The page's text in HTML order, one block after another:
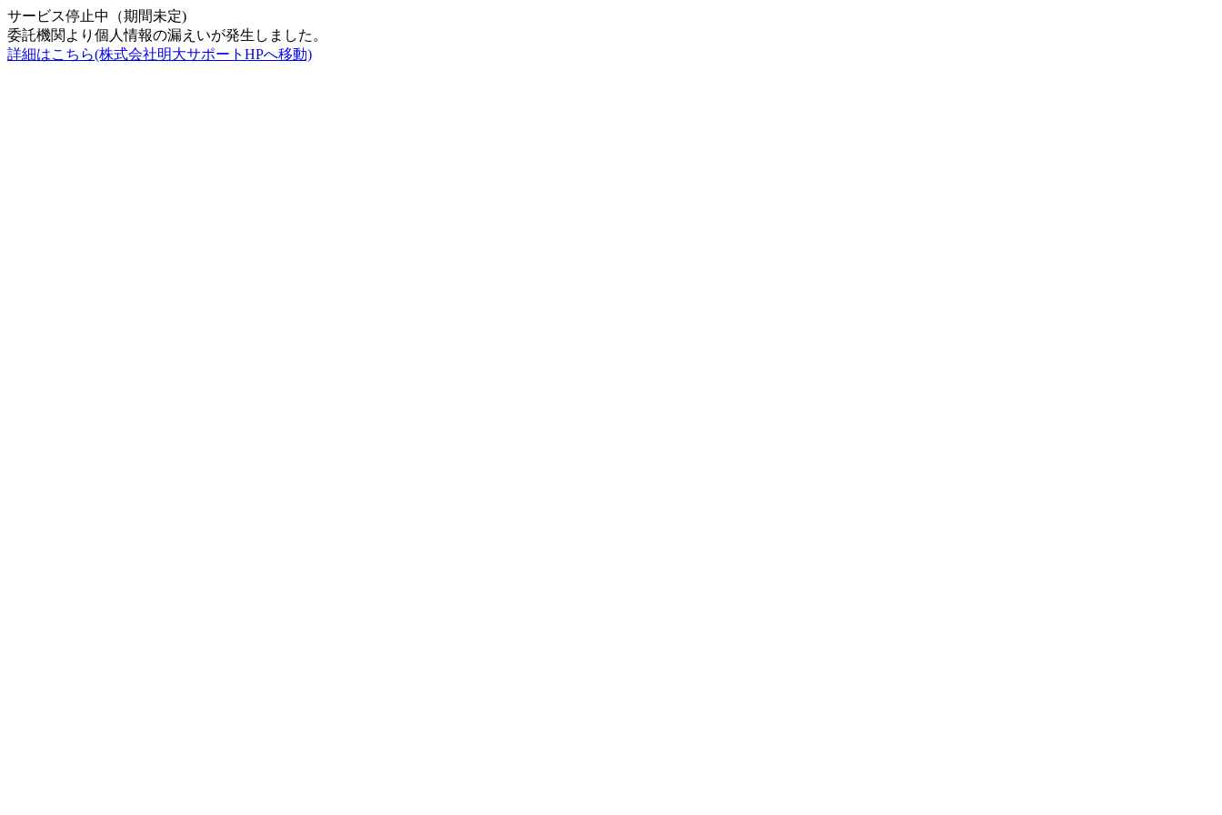
サービス停止中（期間未定)
委託機関より個人情報の漏えいが発生しました。
詳細はこちら(株式会社明大サポートHPへ移動)